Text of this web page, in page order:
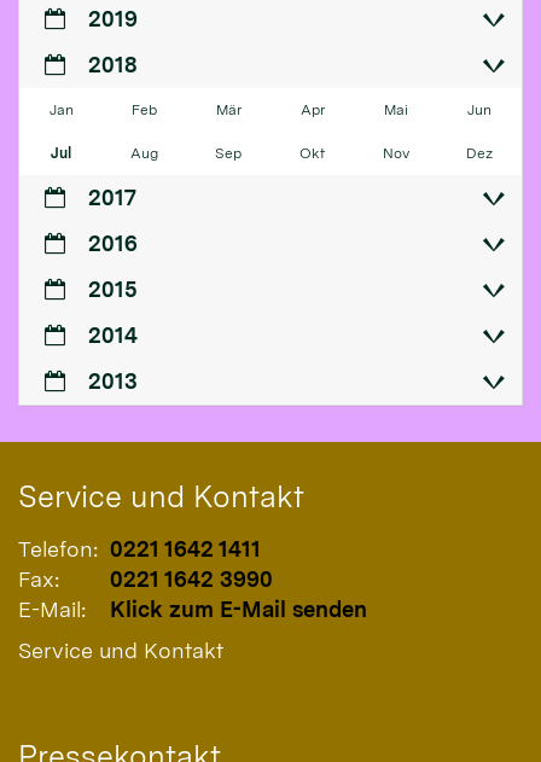
2019
2018
Jan Feb Mär Apr Mai Jun
Jul Aug Sep Okt Nov Dez
2017
2016
2015
2014
2013
Service und Kontakt
Telefon: 0221 1642 1411
Fax:
0221 1642 3990
E-Mail:
Klick zum E-Mail senden
Service und Kontakt